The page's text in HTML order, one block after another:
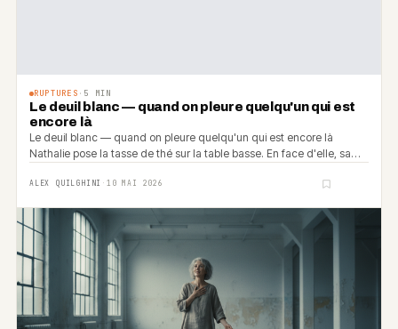
RUPTURES · 5 MIN
Le deuil blanc — quand on pleure quelqu'un qui est
encore là
Le deuil blanc — quand on pleure quelqu'un qui est encore là
Nathalie pose la tasse de thé sur la table basse. En face d'elle, sa
ALEX QUILGHINI · 10 MAI 2026